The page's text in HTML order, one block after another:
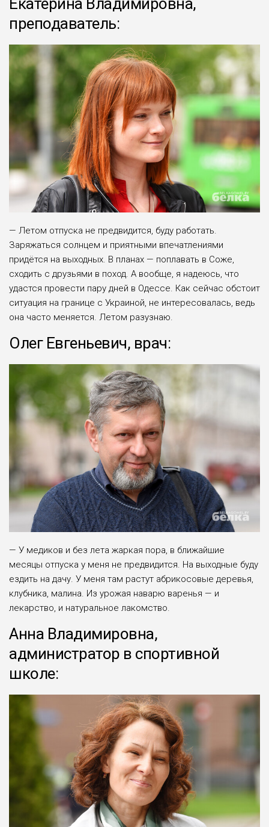
Екатерина Владимировна,
преподаватель:
— Летом отпуска не предвидится, буду работать.
Заряжаться солнцем и приятными впечатлениями
придётся на выходных. В планах — поплавать в Соже,
сходить с друзьями в поход. А вообще, я надеюсь, что
удастся провести пару дней в Одессе. Как сейчас обстоит
ситуация на границе с Украиной, не интересовалась, ведь
она часто меняется. Летом разузнаю.
Олег Евгеньевич, врач:
— У медиков и без лета жаркая пора, в ближайшие
месяцы отпуска у меня не предвидится. На выходные буду
ездить на дачу. У меня там растут абрикосовые деревья,
клубника, малина. Из урожая наварю варенья — и
лекарство, и натуральное лакомство.
Анна Владимировна,
администратор в спортивной
школе: